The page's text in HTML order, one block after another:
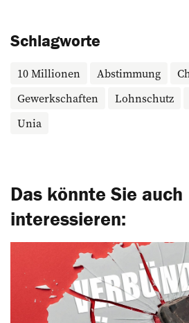
Schlagworte
10 Millionen Abstimmung
Gewerkschaften
Lohnschutz
Unia
Das könnte Sie auch
interessieren: